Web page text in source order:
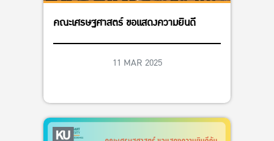
คณะเศรษฐศาสตร์ ขอแสดงความยินดี
11 MAR 2025